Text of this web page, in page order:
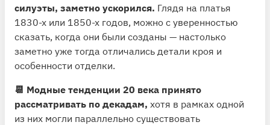
силуэты, заметно ускорился. Глядя на платья
1830-х или 1850-х годов, можно с уверенностью
сказать, когда они были созданы — настолько
заметно уже тогда отличались детали кроя и
особенности отделки.
📆 Модные тенденции 20 века принято
рассматривать по декадам, хотя в рамках одной
из них могли параллельно существовать